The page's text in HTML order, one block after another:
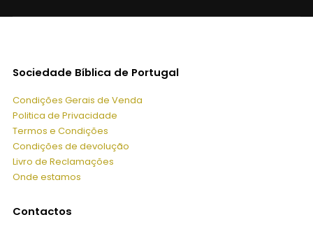
Sociedade Bíblica de Portugal
Condições Gerais de Venda
Politica de Privacidade
Termos e Condições
Condições de devolução
Livro de Reclamações
Onde estamos
Contactos